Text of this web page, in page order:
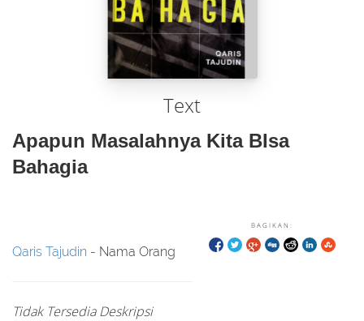
Text
Apapun Masalahnya Kita BIsa
Bahagia
BAGIKAN:
Qaris Tajudin - Nama Orang
Tidak Tersedia Deskripsi